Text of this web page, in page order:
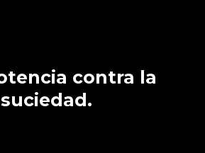
suciedad.